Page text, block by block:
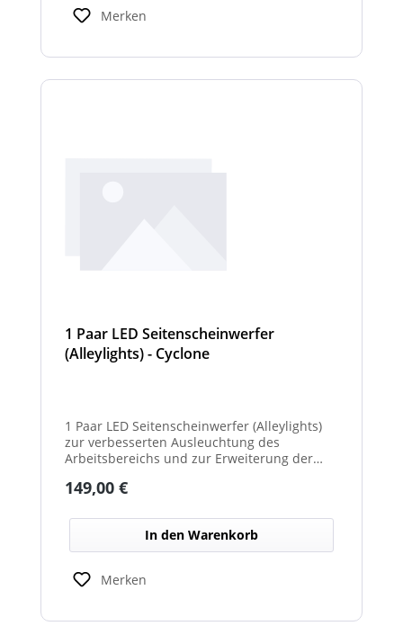
Merken
1 Paar LED Seitenscheinwerfer
(Alleylights) - Cyclone
1 Paar LED Seitenscheinwerfer (Alleylights)
zur verbesserten Ausleuchtung des
Arbeitsbereichs und zur Erweiterung der
Regulärer Preis:
149,00 €
In den Warenkorb
Merken